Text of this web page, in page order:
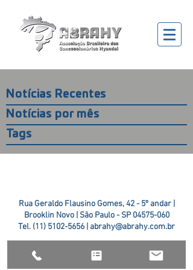
Notícias Recentes
Notícias por mês
Tags
Rua Geraldo Flausino Gomes, 42 - 5º andar |
Brooklin Novo | São Paulo - SP 04575-060
Tel. (11) 5102-5656 abrahy@abrahy.com.br
©2018 ABRAHY. criado pela TR2 Art + Design